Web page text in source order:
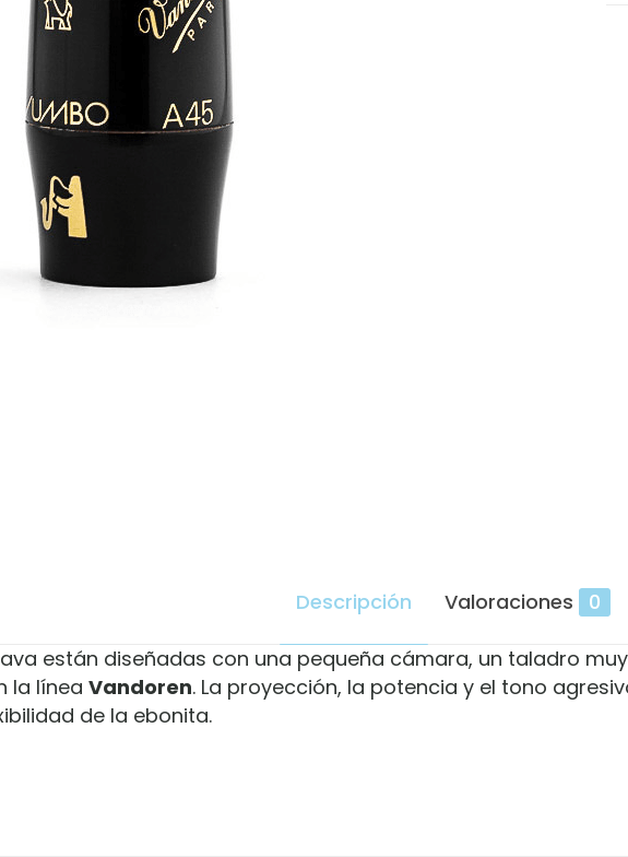
Descripción Valoraciones 0
están diseñadas con una pequeña cámara, un taladro muy
la línea Vandoren. La proyección, la potencia y el tono
de la ebonita.